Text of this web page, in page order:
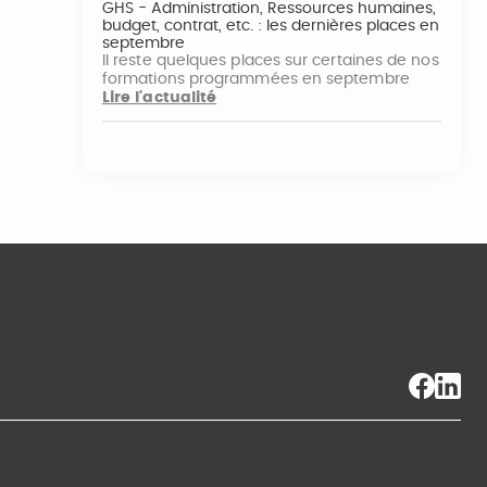
GHS - Administration, Ressources humaines,
budget, contrat, etc. : les dernières places en
septembre
Il reste quelques places sur certaines de nos
formations programmées en septembre
Lire l'actualité